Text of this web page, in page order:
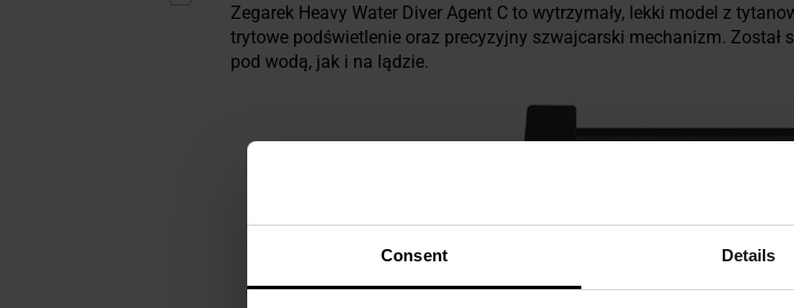
Consent Details
Zegarek Heavy Water Diver Agent C to wytrzymały, lekki model z
trytowe podświetlenie oraz precyzyjny szwajcarski mechanizm.
pod wodą, jak i na lądzie.